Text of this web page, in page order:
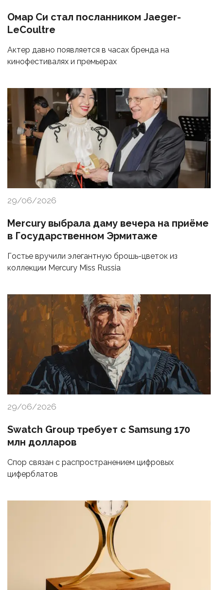
Омар Си стал посланником Jaeger-
LeCoultre
Актер давно появляется в часах бренда на
кинофестивалях и премьерах
29/06/2026
Mercury выбрала даму вечера на приёме
в Государственном Эрмитаже
Гостье вручили элегантную брошь-цветок из
коллекции Mercury Miss Russia
29/06/2026
Swatch Group требует с Samsung 170
млн долларов
Спор связан с распространением цифровых
циферблатов